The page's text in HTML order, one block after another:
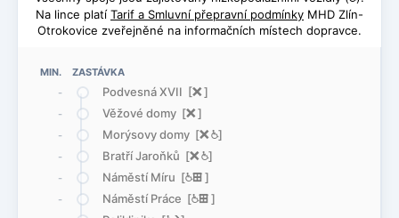
MIN. ZASTÁVKA
-
Podvesná XVII [ë]
- Věžové domy [ë]
- Morýsovy domy [ë@]
- Bratří Jaroňků [ë@]
- Náměstí Míru [@æ]
- Náměstí Práce [@æ]
Na lince platí Tarif a Smluvní přepravní podmínky MHD Zlín-
Otrokovice zveřejněné na informačních místech dopravce.